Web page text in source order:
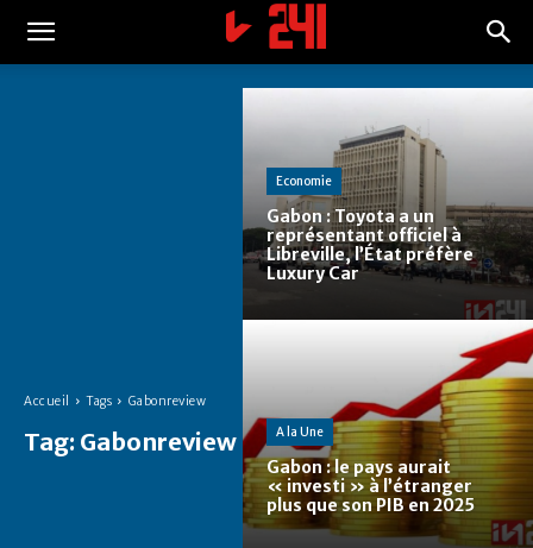
Accueil Tags Gabonreview
Tag: Gabonreview
Economie
Gabon : Toyota a un
représentant officiel à
Libreville, l’État préfère
Luxury Car
A la Une
Gabon : le pays aurait
« investi » à l’étranger
plus que son PIB en 2025